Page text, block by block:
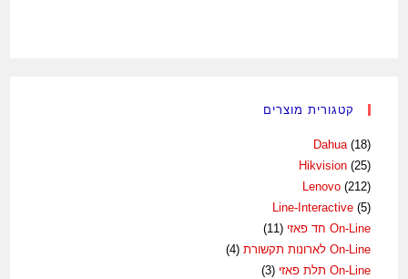
קטגורית מוצרים
Dahua (18)
Hikvision (25)
Lenovo (212)
Line-Interactive (5)
On-Line חד פאזי
(11)
On-Line לארונות תקשורת
(4)
On-Line תלת פאזי
(3)